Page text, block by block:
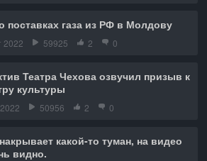
поставках газа из РФ в Молдову
2022 59925 2 0
Театра Чехова озвучил призыв к
культуры
50956 2 0
какой-то туман, на видео
видно.